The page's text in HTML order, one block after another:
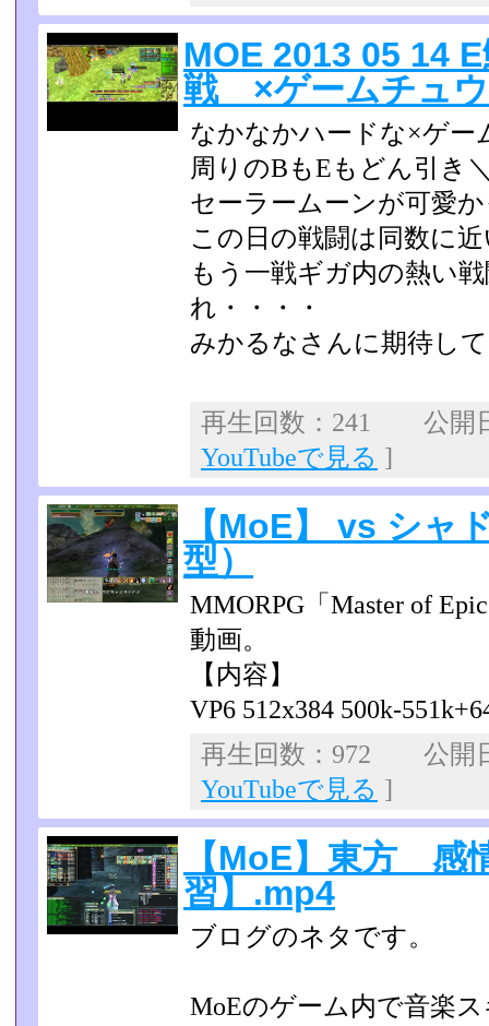
MOE 2013 05
戦 ×ゲームチュ
なかなかハードな×ゲー
周りのBもEもどん引き
セーラームーンが可愛
この日の戦闘は同数に
もう一戦ギガ内の熱い
れ・・・・
みかるなさんに期待し
再生回数：241 公開
YouTubeで見る ]
【MoE】 vs シャ
型）
MMORPG「Master of
動画。
【内容】
VP6 512x384 500k-
再生回数：972 公
YouTubeで見る ]
【MoE】東方 感
習】.mp4
ブログのネタです。
MoEのゲーム内で音楽